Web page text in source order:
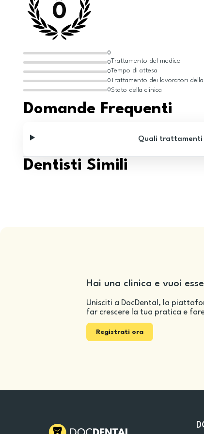
0
0
0
0
0
0
Trattamento del medico
Tempo di attesa
Trattamento dei lavoratori della
Stato della clinica
Domande Frequenti
Quali trattamenti
Dentisti Simili
Hai una clinica e vuoi
Unisciti a DocDental, la
far crescere la tua pratica e
Registrati ora